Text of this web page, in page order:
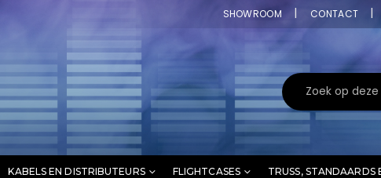
SHOWROOM CONTACT
KABELS EN DISTRIBUTEURS FLIGHTCASES TRUSS, STANDAARDS